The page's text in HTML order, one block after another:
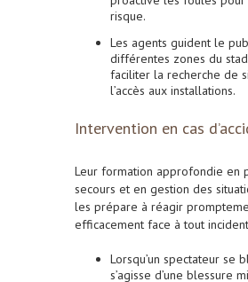
risque.
Les agents guident le
différentes zones du
faciliter la recherche de
l’accès aux installations.
Intervention en cas
Leur formation approfondie en
secours et en gestion des
les prépare à réagir
efficacement face à tout
Lorsqu’un spectateur se
s’agisse d’une blessure